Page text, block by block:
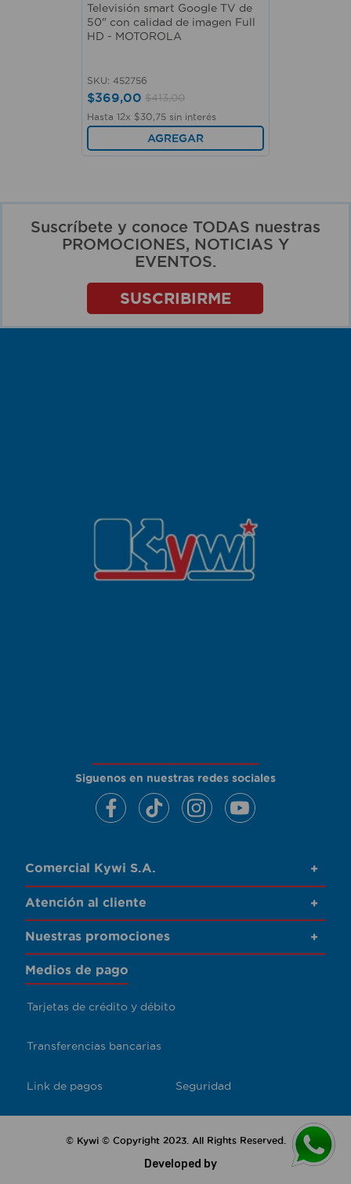
Televisión smart Google TV de
50" con calidad de imagen Full
HD - MOTOROLA
SKU: 452756
$369,00 $413,00
Hasta 12x $30 75 sin interés
AGREGAR
Suscríbete y conoce TODAS nuestras
PROMOCIONES, NOTICIAS Y
EVENTOS.
SUSCRIBIRME
Siguenos en nuestras redes sociales
Comercial Kywi S.A. +
Atención al cliente +
Nuestras promociones +
Medios de pago
Tarjetas de crédito y débito
Transferencias bancarias
Link de pagos Seguridad
© Kywi © Copyright 2023. All Rights Reserved.